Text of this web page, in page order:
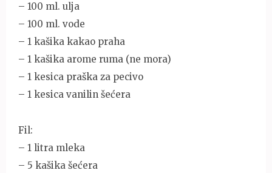
– 100 ml. ulja
– 100 ml. vode
– 1 kašika kakao praha
– 1 kašika arome ruma (ne mora)
– 1 kesica praška za pecivo
– 1 kesica vanilin šećera
Fil:
– 1 litra mleka
– 5 kašika šećera